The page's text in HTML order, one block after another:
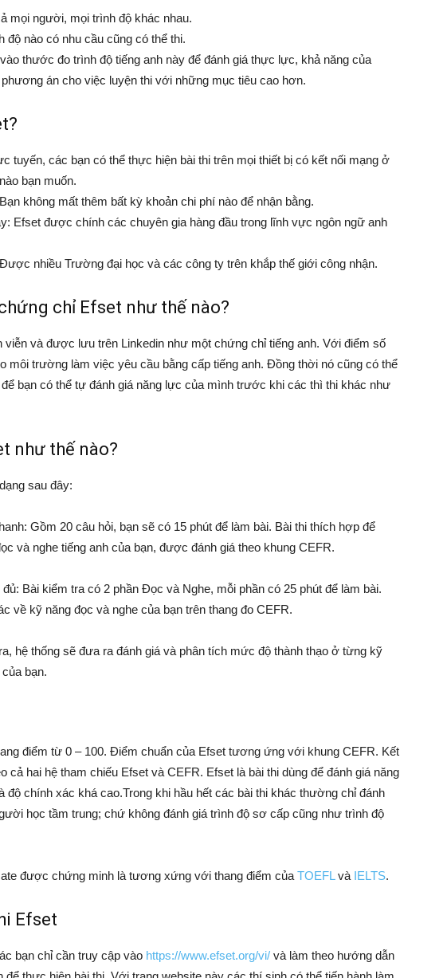
mọi người, mọi trình độ khác nhau.
nào có nhu cầu cũng có thể thi.
thước đo trình độ tiếng anh này để đánh giá thực lực, khả năng của
án cho việc luyện thi với những mục tiêu cao hơn.
tuyến, các bạn có thể thực hiện bài thi trên mọi thiết bị có kết nối mạng ở
bạn muốn.
không mất thêm bất kỳ khoản chi phí nào để nhận bằng.
Efset được chính các chuyên gia hàng đầu trong lĩnh vực ngôn ngữ anh
nhiều Trường đại học và các công ty trên khắp thế giới công nhận.
chỉ Efset như thế nào?
viễn và được lưu trên Linkedin như một chứng chỉ tiếng anh. Với điểm số
môi trường làm việc yêu cầu bằng cấp tiếng anh. Đồng thời nó cũng có thể
bạn có thể tự đánh giá năng lực của mình trước khi các thì thi khác như
như thế nào?
sau đây:
Gồm 20 câu hỏi, bạn sẽ có 15 phút để làm bài. Bài thi thích hợp để
và nghe tiếng anh của bạn, được đánh giá theo khung CEFR.
Bài kiểm tra có 2 phần Đọc và Nghe, mỗi phần có 25 phút để làm bài.
về kỹ năng đọc và nghe của bạn trên thang đo CEFR.
hệ thống sẽ đưa ra đánh giá và phân tích mức độ thành thạo ở từng kỹ
bạn.
điểm từ 0 – 100. Điểm chuẩn của Efset tương ứng với khung CEFR. Kết
cả hai hệ tham chiếu Efset và CEFR. Efset là bài thi dùng để đánh giá năng
độ chính xác khá cao.Trong khi hầu hết các bài thi khác thường chỉ đánh
học tầm trung; chứ không đánh giá trình độ sơ cấp cũng như trình độ
được chứng minh là tương xứng với thang điểm của TOEFL và IELTS.
Efset
bạn chỉ cần truy cập vào https://www.efset.org/vi/ và làm theo hướng dẫn